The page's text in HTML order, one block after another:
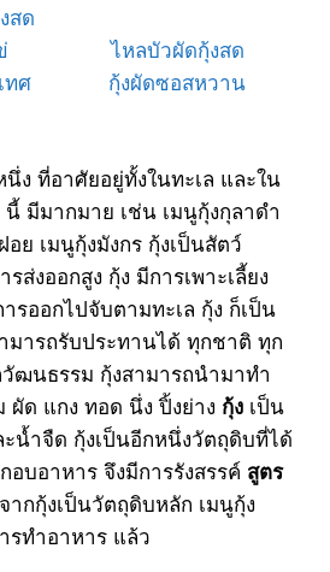
สด
ไหลบัวผัดกุ้งสด
ทศ
กุ้งผัดซอสหวาน
ง ที่อาศัยอยู่ทั้งในทะเล และใน
มีมากมาย เช่น เมนูกุ้งกุลาดำ
ย เมนูกุ้งมังกร กุ้งเป็นสัตว์
ส่งออกสูง กุ้ง มีการเพาะเลี้ยง
รออกไปจับตามทะเล กุ้ง ก็เป็น
ารถรับประทานได้ ทุกชาติ ทุก
ฒนธรรม กุ้งสามารถนำมาทำ
ผัด แกง ทอด นึ่ง ปิ้งย่าง กุ้ง เป็น
น้ำจืด กุ้งเป็นอีกหนึ่งวัตถุดิบที่ได้
บอาหาร จึงมีการรังสรรค์ สูตร
กกุ้งเป็นวัตถุดิบหลัก เมนูกุ้ง
รทำอาหาร แล้ว